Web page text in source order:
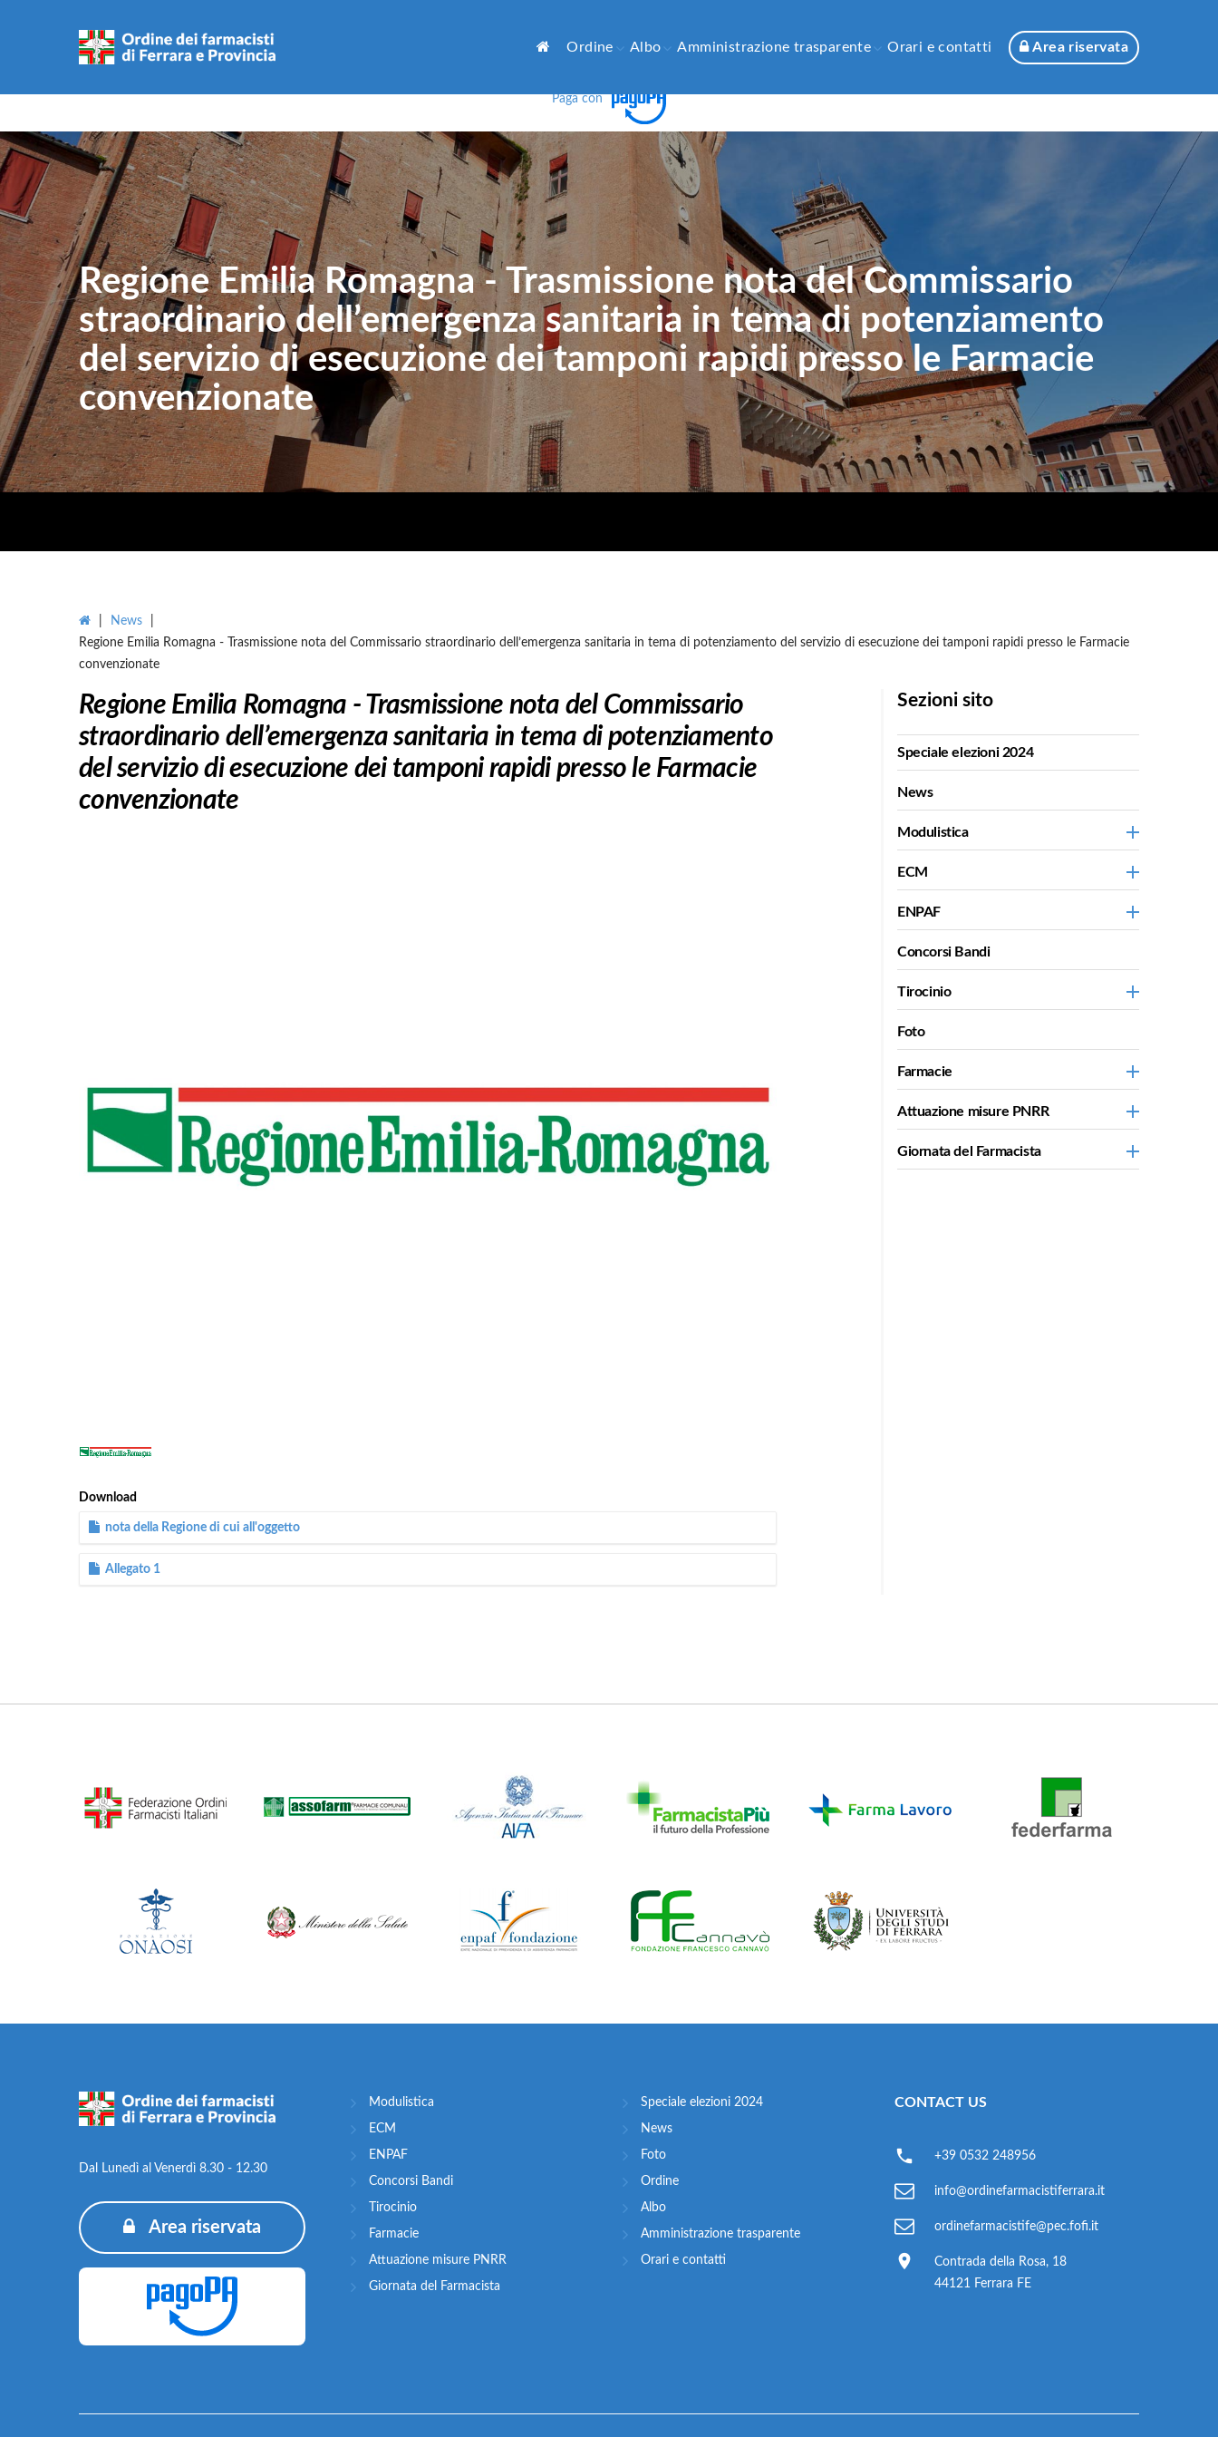
Ordine Albo Amministrazione trasparente Orari e contatti Area riservata
Paga con
Regione Emilia Romagna - Trasmissione nota del Commissario
straordinario dell’emergenza sanitaria in tema di potenziamento
del servizio di esecuzione dei tamponi rapidi presso le Farmacie
convenzionate
News
Regione Emilia Romagna - Trasmissione nota del Commissario straordinario dell’emergenza sanitaria in tema di potenziamento del servizio di esecuzione dei tamponi rapidi presso le Farmacie
convenzionate
Regione Emilia Romagna - Trasmissione nota del Commissario
straordinario dell’emergenza sanitaria in tema di potenziamento
del servizio di esecuzione dei tamponi rapidi presso le Farmacie
convenzionate
Download
nota della Regione di cui all'oggetto
Allegato 1
Sezioni sito
Speciale elezioni 2024
News
Modulistica
ECM
ENPAF
Concorsi Bandi
Tirocinio
Foto
Farmacie
Attuazione misure PNRR
Giornata del Farmacista
Dal Lunedì al Venerdì 8.30 - 12.30
Area riservata
Modulistica
ECM
ENPAF
Concorsi Bandi
Tirocinio
Farmacie
Attuazione misure PNRR
Giornata del Farmacista
Speciale elezioni 2024
News
Foto
Ordine
Albo
Amministrazione trasparente
Orari e contatti
CONTACT US
+39 0532 248956
info@ordinefarmacistiferrara.it
ordinefarmacistife@pec.fofi.it
Contrada della Rosa, 18
44121 Ferrara FE